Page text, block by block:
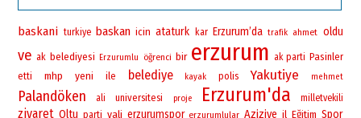
baskani turkiye baskan icin ataturk kar Erzurum’da trafik ahmet oldu
ve ak belediyesi Erzurumlu öğrenci bir erzurum ak parti Pasinler
etti mhp yeni ile belediye kayak polis Yakutiye mehmet
Palandöken ali universitesi proje Erzurum'da milletvekili
ziyaret Oltu parti vali erzurumspor erzurumlular Aziziye il Eğitim Spor